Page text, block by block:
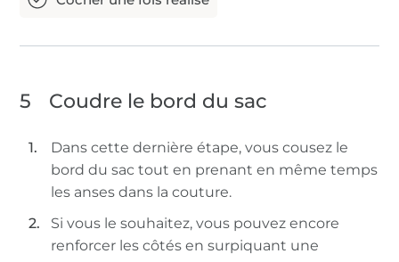
5 Coudre le bord du sac
Dans cette dernière étape, vous cousez le
bord du sac tout en prenant en même temps
les anses dans la couture.
Si vous le souhaitez, vous pouvez encore
renforcer les côtés en surpiquant une